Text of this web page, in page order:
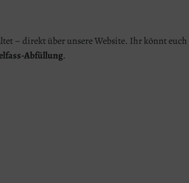
– direkt über unsere Website. Ihr könnt
Abfüllung.